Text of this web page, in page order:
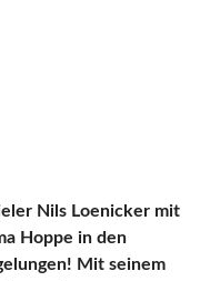
Nils Loenicker mit
Hoppe in den
Mit seinem